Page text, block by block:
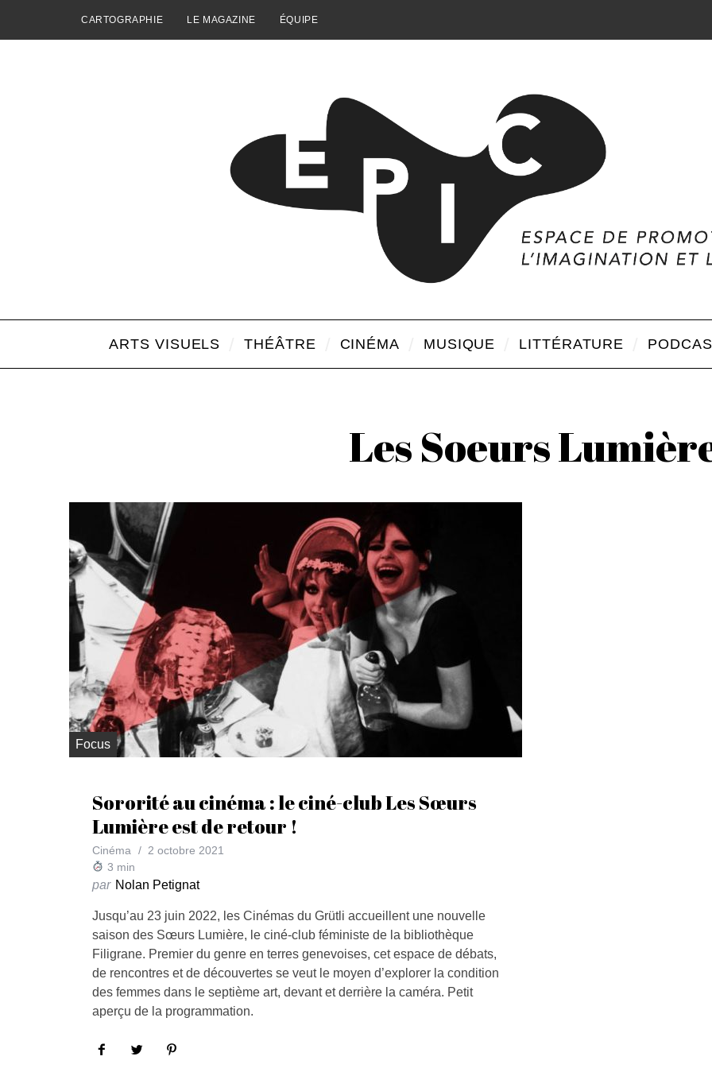
CARTOGRAPHIE LE MAGAZINE ÉQUIPE
ARTS VISUELS THÉÂTRE CINÉMA MUSIQUE LITTÉRATURE
Les Soeurs
Focus
Sororité au cinéma : le ciné-club Les Sœurs
Lumière est de retour !
Cinéma
2 octobre 2021
3 min
par Nolan Petignat
Jusqu’au 23 juin 2022, les Cinémas du Grütli accueillent une nouvelle
saison des Sœurs Lumière, le ciné-club féministe de la bibliothèque
Filigrane. Premier du genre en terres genevoises, cet espace de débats,
de rencontres et de découvertes se veut le moyen d’explorer la condition
des femmes dans le septième art, devant et derrière la caméra. Petit
aperçu de la programmation.